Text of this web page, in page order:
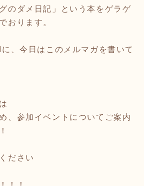
のダメ日記」という本をゲラゲ
おります。
、今日はこのメルマガを書いて
、参加イベントについてご案内
ださい